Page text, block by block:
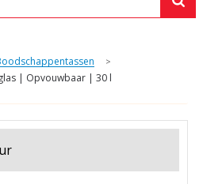
>
| Opvouwbaar | 30 l